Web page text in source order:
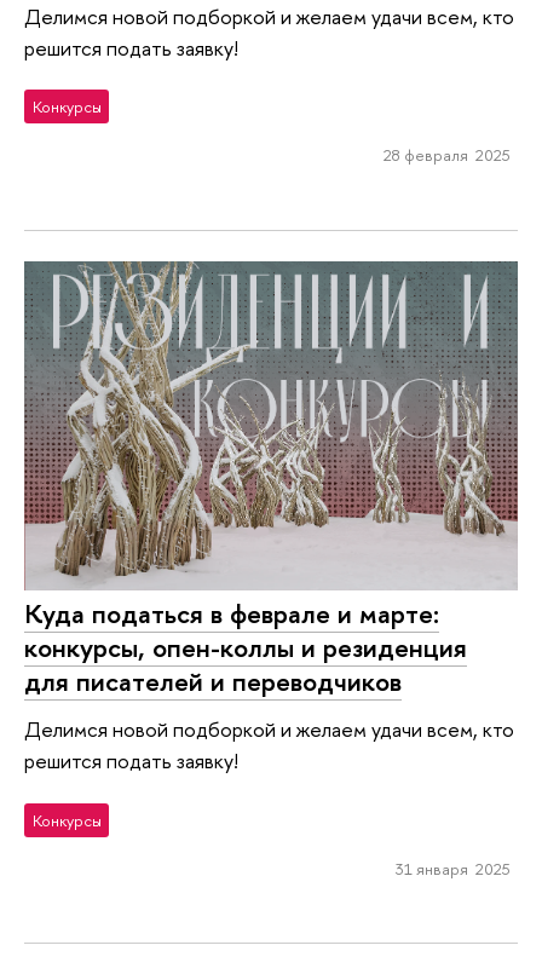
Делимся новой подборкой и желаем удачи всем, кто
решится подать заявку!
Конкурсы
28 февраля 2025
Куда податься в феврале и марте:
конкурсы, опен-коллы и резиденция
для писателей и переводчиков
Делимся новой подборкой и желаем удачи всем, кто
решится подать заявку!
Конкурсы
31 января 2025